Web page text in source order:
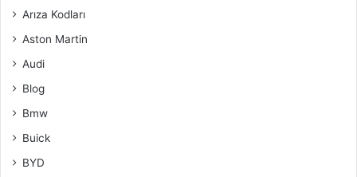
Arıza Kodları
Aston Martin
Audi
Blog
Bmw
Buick
BYD